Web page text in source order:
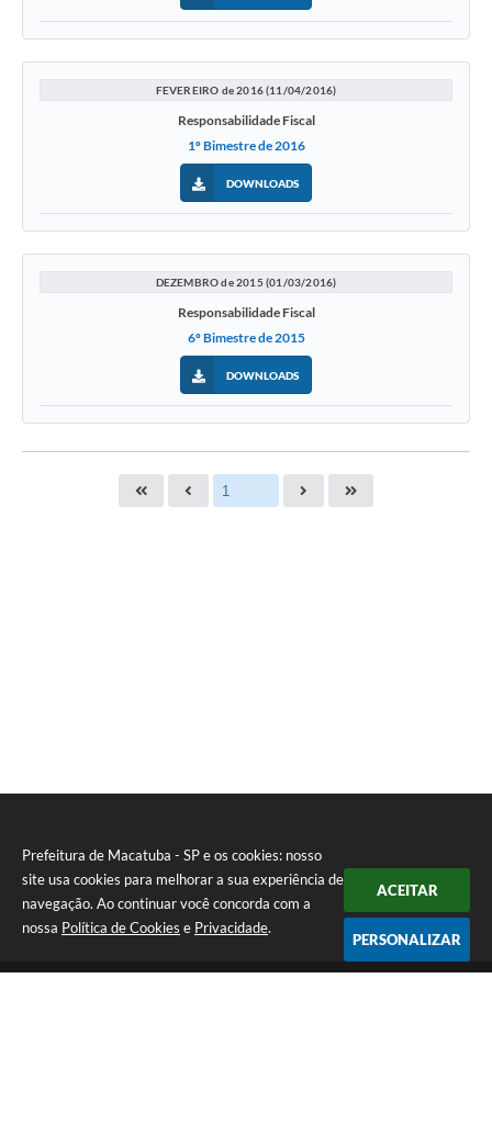
Prefeitura de Macatuba - SP e os cookies: nosso
site usa cookies para melhorar a sua experiência de
navegação. Ao continuar você concorda com a
nossa Política de Cookies e Privacidade.
ACEITAR
PERSONALIZAR
FEVEREIRO de 2016 (11/04/2016)
Responsabilidade Fiscal
1º Bimestre de 2016
DOWNLOADS
DEZEMBRO de 2015 (01/03/2016)
Responsabilidade Fiscal
6º Bimestre de 2015
DOWNLOADS